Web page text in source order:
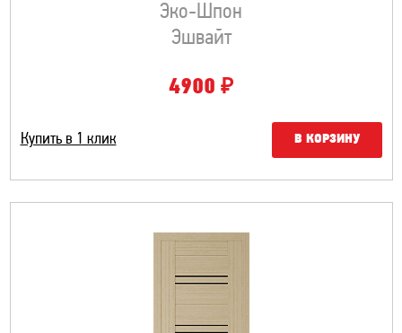
Эко-Шпон
Эшвайт
4900 ₽
Купить в 1 клик В КОРЗИНУ